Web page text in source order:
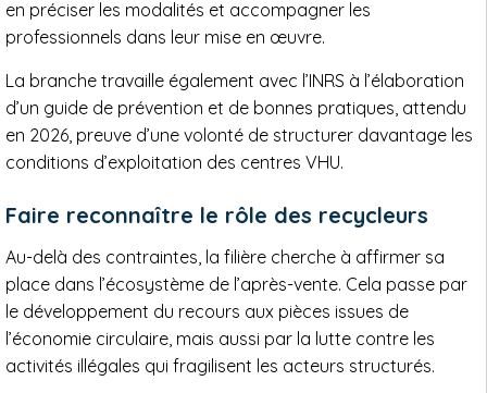
en préciser les modalités et accompagner les
professionnels dans leur mise en œuvre.
La branche travaille également avec l’INRS à l’élaboration
d’un guide de prévention et de bonnes pratiques, attendu
en 2026, preuve d’une volonté de structurer davantage les
conditions d’exploitation des centres VHU.
Faire reconnaître le rôle des recycleurs
Au-delà des contraintes, la filière cherche à affirmer sa
place dans l’écosystème de l’après-vente. Cela passe par
le développement du recours aux pièces issues de
l’économie circulaire, mais aussi par la lutte contre les
activités illégales qui fragilisent les acteurs structurés.